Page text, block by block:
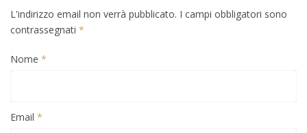
L'indirizzo email non verrà pubblicato. I campi obbligatori sono
contrassegnati *
Nome *
Email *